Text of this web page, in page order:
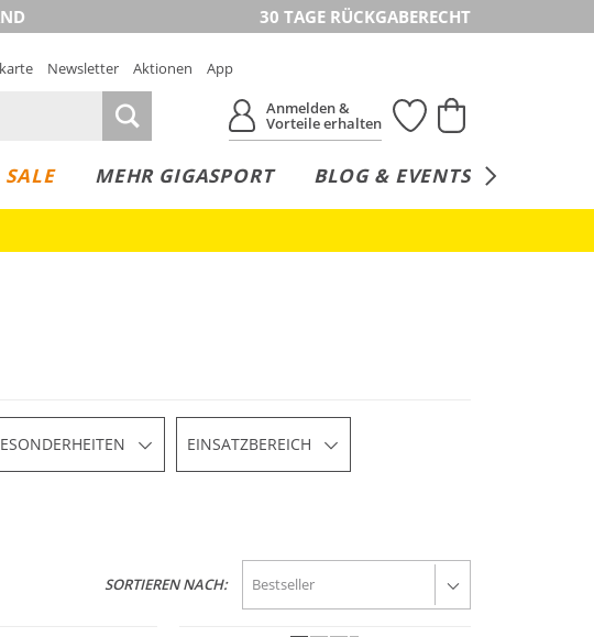
30 TAGE RÜCKGABERECHT
Newsletter Aktionen
App
Anmelden &
Vorteile erhalten
SALE MEHR GIGASPORT BLOG & EVENTS
EINSATZBEREICH
SORTIEREN NACH: